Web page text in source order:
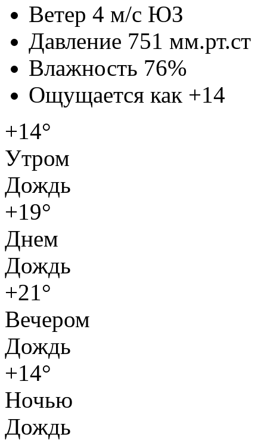
Ветер 4 м/с ЮЗ
Давление 751 мм.рт.ст
Влажность 76%
Ощущается как +14
+14°
Утром
Дождь
+19°
Днем
Дождь
+21°
Вечером
Дождь
+14°
Ночью
Дождь